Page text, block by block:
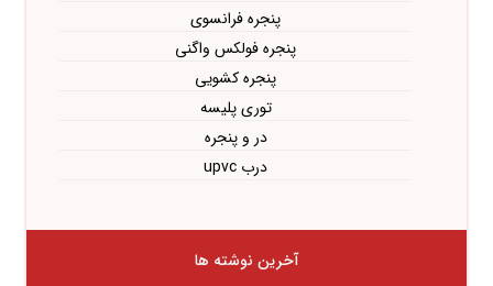
پنجره فرانسوی
پنجره فولکس واگنی
پنجره کشویی
توری پلیسه
در و پنجره
درب upvc
آخرین نوشته ها